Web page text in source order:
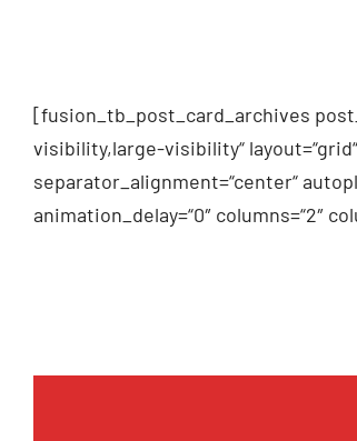
[fusion_tb_post_card_archives
visibility,large-visibility“
separator_alignment=“center“
animation_delay=“0″ columns=“2″